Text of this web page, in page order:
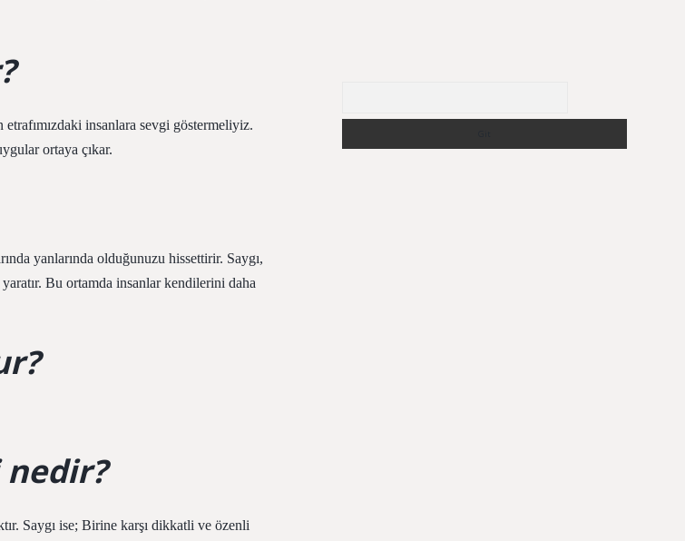
insanlara sevgi göstermeliyiz.
ortaya çıkar.
yanlarında olduğunuzu hissettirir. Saygı,
Bu ortamda insanlar kendilerini daha
nedir?
Saygı ise; Birine karşı dikkatli ve özenli